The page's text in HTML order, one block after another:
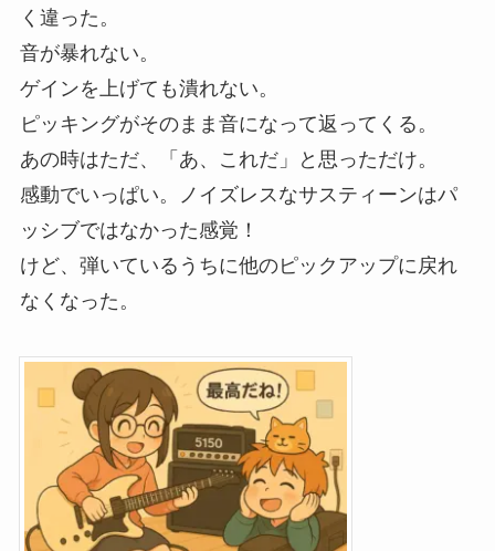
く違った。
音が暴れない。
ゲインを上げても潰れない。
ピッキングがそのまま音になって返ってくる。
あの時はただ、「あ、これだ」と思っただけ。
感動でいっぱい。ノイズレスなサスティーンはパ
ッシブではなかった感覚！
けど、弾いているうちに他のピックアップに戻れ
なくなった。